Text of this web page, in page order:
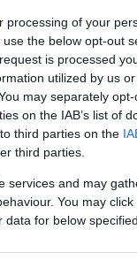
processing of your
the below opt-out
is processed
utilized by us
may separately
on the IAB’s list of
third parties on the
third parties.
services and may
You may
for below
i meditaciju za
podržavaju
traže optimalno
svijetu.
vaše zdravlje na
zdravlje
Ovaj članak